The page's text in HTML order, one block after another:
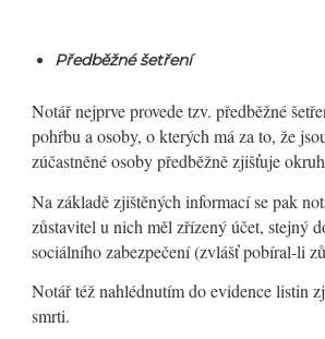
Předběžné šetření
Notář nejprve provede tzv. předběžné
pohřbu a osoby, o kterých má za to, že
zúčastněné osoby předběžně zjišťuje
Na základě zjištěných informací se pak
zůstavitel u nich měl zřízený účet, stejný
sociálního zabezpečení (zvlášť pobíral-li
Notář též nahlédnutím do evidence listin
smrti.